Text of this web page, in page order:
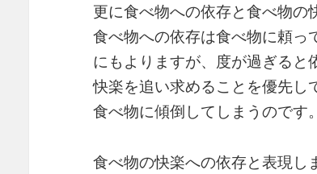
更に食べ物への依存と食べ物の
食べ物への依存は食べ物に頼っ
にもよりますが、度が過ぎると
快楽を追い求めることを優先
食べ物に傾倒してしまうのです。
食べ物の快楽への依存と表現